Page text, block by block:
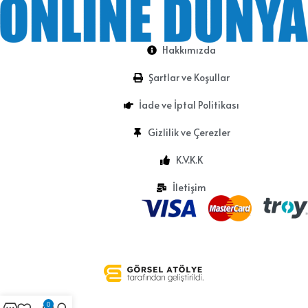
Hakkımızda
Şartlar ve Koşullar
İade ve İptal Politikası
Gizlilik ve Çerezler
K.V.K.K
İletişim
0